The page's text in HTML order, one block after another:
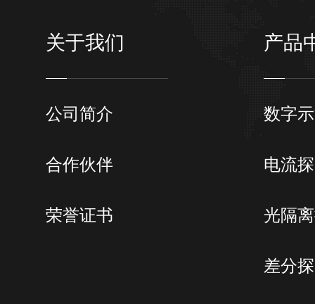
关于我们
公司简介
合作伙伴
荣誉证书
产品
数字
电流
光隔
差分